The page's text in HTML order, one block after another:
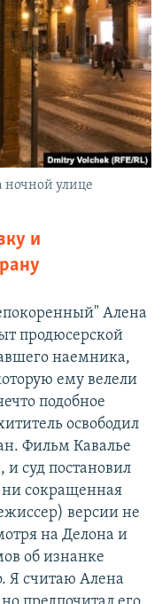
ночной улице
и
Алена
продюсерской
наемника,
ему велели
подобное
освободил
Фильм Кавалье
суд постановил
сокращенная
версии не
на Делона и
об изнанке
Я считаю Алена